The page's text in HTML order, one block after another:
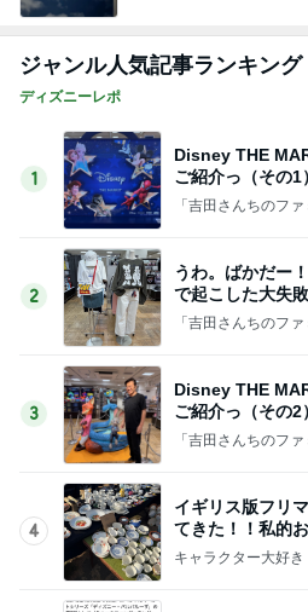
ジャンル人気記事ランキング
ディズニーレポ
1
Disney THE
ご紹介っ（その1）
「吉田さんちのフ
2
うわ。ばかだー
で起こした大失敗
「吉田さんちのフ
3
Disney THE
ご紹介っ（その2）
「吉田さんちのフ
4
イギリス版フリ
てきた！！私的
キャラクター大好き